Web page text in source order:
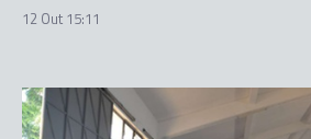
12 Out 15:11